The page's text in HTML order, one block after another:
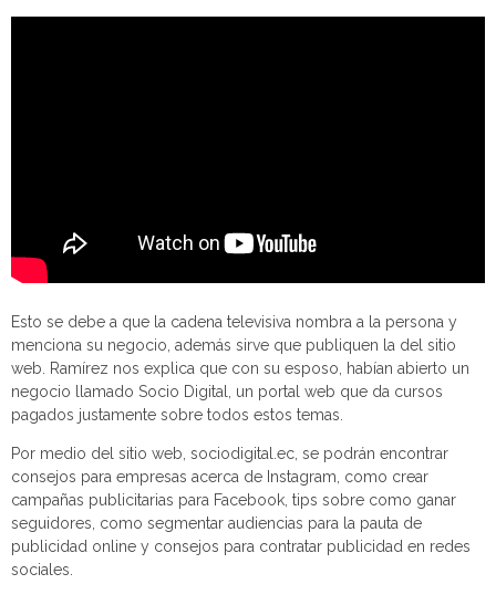
Esto se debe a que la cadena televisiva nombra a la persona y
menciona su negocio, además sirve que publiquen la del sitio
web. Ramírez nos explica que con su esposo, habían abierto un
negocio llamado Socio Digital, un portal web que da cursos
pagados justamente sobre todos estos temas.
Por medio del sitio web, sociodigital.ec, se podrán encontrar
consejos para empresas acerca de Instagram, como crear
campañas publicitarias para Facebook, tips sobre como ganar
seguidores, como segmentar audiencias para la pauta de
publicidad online y consejos para contratar publicidad en redes
sociales.